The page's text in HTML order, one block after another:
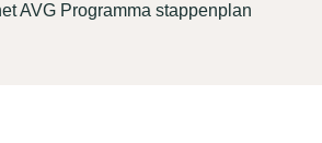
AVG Programma stappenplan